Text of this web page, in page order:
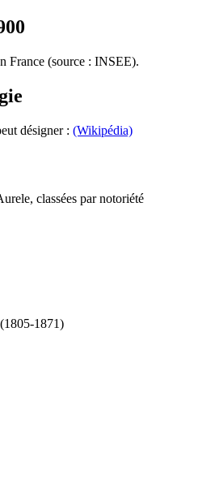
France (source : INSEE).
désigner : (Wikipédia)
, classées par notoriété
1871)